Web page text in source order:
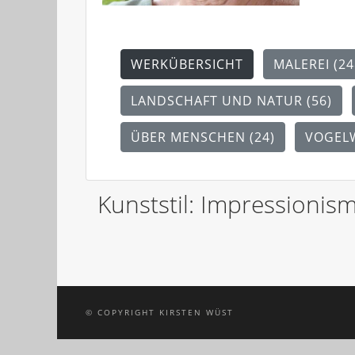
WERKÜBERSICHT MALEREI
LANDSCHAFT UND NATUR (56)
ÜBER MENSCHEN (24)
Kunststil:
© COPYRIGHT KIRSTEN WÜST